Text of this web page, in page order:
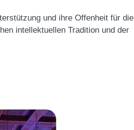
und ihre Offenheit für die
intellektuellen Tradition und der